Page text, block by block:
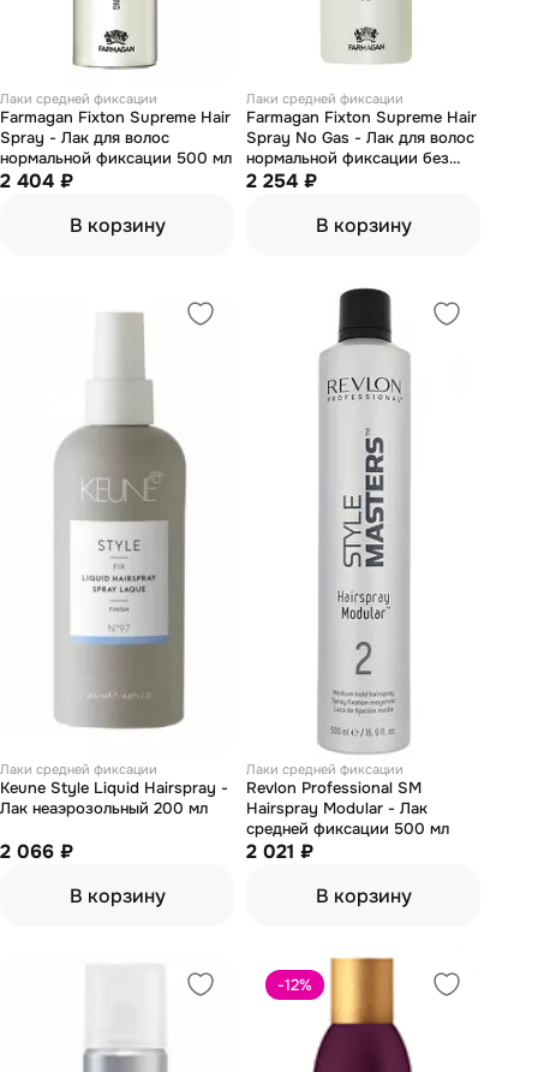
Лаки средней фиксации
Farmagan Fixton Supreme Hair
Spray - Лак для волос
нормальной фиксации 500 мл
2 404 ₽
В корзину
Лаки средней фиксации
Farmagan Fixton Supreme Hair
Spray No Gas - Лак для волос
нормальной фиксации без
газа 250 мл
2 254 ₽
В корзину
Лаки средней фиксации
Keune Style Liquid Hairspray -
Лак неаэрозольный 200 мл
2 066 ₽
В корзину
Лаки средней фиксации
Revlon Professional SM
Hairspray Modular - Лак
средней фиксации 500 мл
2 021 ₽
В корзину
-12%